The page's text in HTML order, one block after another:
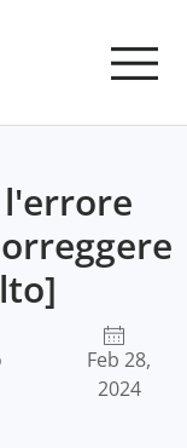
Feb 28,
2024